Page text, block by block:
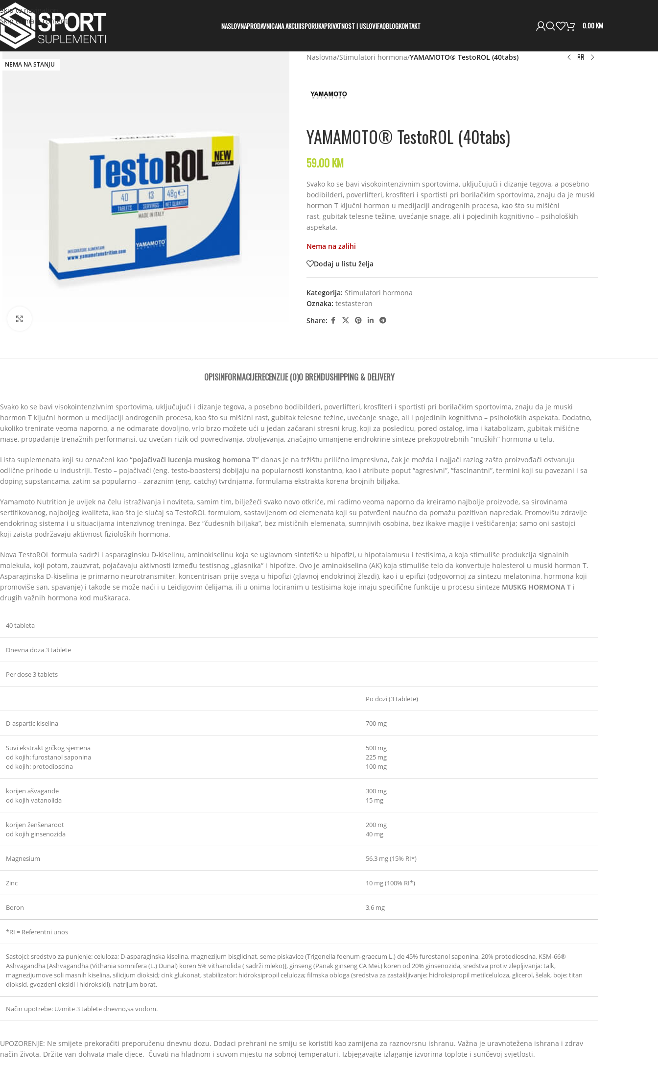
Skip to navigation
Skip to main content
NASLOVNAPRODAVNICANA AKCIJIISPORUKAPRIVATNOST I USLOVIFAQBLOGKONTAKT 0.00KM
NEMA NA STANJU
Naslovna/Stimulatori hormona/YAMAMOTO® TestoROL (40tabs)
YAMAMOTO® TestoROL (40tabs)
59.00KM
Svako ko se bavi visokointenzivnim sportovima, uključujući i dizanje tegova, a posebno
bodibilderi, poverlifteri, krosfiteri i sportisti pri borilačkim sportovima, znaju da je muski
hormon T ključni hormon u medijaciji androgenih procesa, kao što su mišićni
rast, gubitak telesne težine, uvećanje snage, ali i pojedinih kognitivno – psiholoških
aspekata.
Nema na zalihi
Dodaj u listu želja
Kategorija: Stimulatori hormona
Oznaka: testasteron
Share:
OPISINFORMACIJERECENZIJE (0)O BRENDUSHIPPING & DELIVERY
Svako ko se bavi visokointenzivnim sportovima, uključujući i dizanje tegova, a posebno bodibilderi, poverlifteri, krosfiteri i sportisti pri borilačkim sportovima, znaju da je muski
hormon T ključni hormon u medijaciji androgenih procesa, kao što su mišićni rast, gubitak telesne težine, uvećanje snage, ali i pojedinih kognitivno – psiholoških aspekata. Dodatno,
ukoliko trenirate veoma naporno, a ne odmarate dovoljno, vrlo brzo možete ući u jedan začarani stresni krug, koji za posledicu, pored ostalog, ima i katabolizam, gubitak mišićne
mase, propadanje trenažnih performansi, uz uvećan rizik od povređivanja, oboljevanja, značajno umanjene endrokrine sinteze prekopotrebnih “muških” hormona u telu.
Lista suplemenata koji su označeni kao “pojačivači lucenja muskog homona T” danas je na tržištu prilično impresivna, čak je možda i najjači razlog zašto proizvođači ostvaruju
odlične prihode u industriji. Testo – pojačivači (eng. testo-boosters) dobijaju na popularnosti konstantno, kao i atribute poput “agresivni”, “fascinantni”, termini koji su povezani i sa
doping supstancama, zatim sa popularno – zaraznim (eng. catchy) tvrdnjama, formulama ekstrakta korena brojnih biljaka.
Yamamoto Nutrition je uvijek na čelu istraživanja i noviteta, samim tim, bilježeći svako novo otkriće, mi radimo veoma naporno da kreiramo najbolje proizvode, sa sirovinama
sertifikovanog, najboljeg kvaliteta, kao što je slučaj sa TestoROL formulom, sastavljenom od elemenata koji su potvrđeni naučno da pomažu pozitivan napredak. Promovišu zdravlje
endokrinog sistema i u situacijama intenzivnog treninga. Bez “čudesnih biljaka”, bez mističnih elemenata, sumnjivih osobina, bez ikakve magije i veštičarenja; samo oni sastojci
koji zaista podržavaju aktivnost fizioloških hormona.
Nova TestoROL formula sadrži i asparaginsku D-kiselinu, aminokiselinu koja se uglavnom sintetiše u hipofizi, u hipotalamusu i testisima, a koja stimuliše produkcija signalnih
molekula, koji potom, zauzvrat, pojačavaju aktivnosti između testisnog „glasnika“ i hipofize. Ovo je aminokiselina (AK) koja stimuliše telo da konvertuje holesterol u muski hormon T.
Asparaginska D-kiselina je primarno neurotransmiter, koncentrisan prije svega u hipofizi (glavnoj endokrinoj žlezdi), kao i u epifizi (odgovornoj za sintezu melatonina, hormona koji
promoviše san, spavanje) i takođe se može naći i u Leidigovim ćelijama, ili u onima lociranim u testisima koje imaju specifične funkcije u procesu sinteze MUSKG HORMONA T i
drugih važnih hormona kod muškaraca.
40 tableta
Dnevna doza 3 tablete
Per dose 3 tablets
Po dozi (3 tablete)
D-aspartic kiselina 700 mg
Suvi ekstrakt grčkog sjemena
od kojih: furostanol saponina
od kojih: protodioscina
500 mg
225 mg
100 mg
korijen ašvagande
od kojih vatanolida
300 mg
15 mg
korijen ženšenaroot
od kojih ginsenozida
200 mg
40 mg
Magnesium 56,3 mg (15% RI*)
Zinc 10 mg (100% RI*)
Boron 3,6 mg
*RI = Referentni unos
Sastojci: sredstvo za punjenje: celuloza; D-asparaginska kiselina, magnezijum bisglicinat, seme piskavice (Trigonella foenum-graecum L.) de 45% furostanol saponina, 20% protodioscina, KSM-66®
Ashvagandha [Ashvagandha (Vithania somnifera (L.) Dunal) koren 5% vithanolida ( sadrži mleko)], ginseng (Panak ginseng CA Mei.) koren od 20% ginsenozida, sredstva protiv zlepljivanja: talk,
magnezijumove soli masnih kiselina, silicijum dioksid; cink glukonat, stabilizator: hidroksipropil celuloza; filmska obloga (sredstva za zastakljivanje: hidroksipropil metilceluloza, glicerol, šelak, boje: titan
dioksid, gvozdeni oksidi i hidroksidi), natrijum borat.
Način upotrebe: Uzmite 3 tablete dnevno,sa vodom.
UPOZORENJE: Ne smijete prekoračiti preporučenu dnevnu dozu. Dodaci prehrani ne smiju se koristiti kao zamijena za raznovrsnu ishranu. Važna je uravnotežena ishrana i zdrav
način života. Držite van dohvata male djece. Čuvati na hladnom i suvom mjestu na sobnoj temperaturi. Izbjegavajte izlaganje izvorima toplote i sunčevoj svjetlosti.